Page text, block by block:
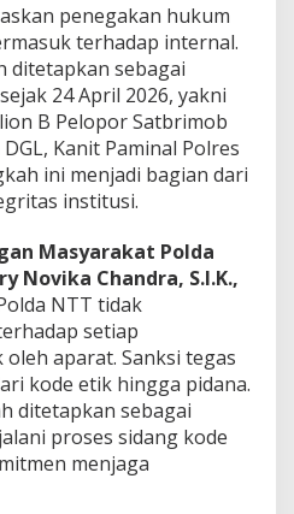
penegakan hukum
terhadap internal.
ditetapkan sebagai
24 April 2026, yakni
B Pelopor Satbrimob
Kanit Paminal Polres
ini menjadi bagian dari
institusi.
Masyarakat Polda
Novika Chandra, S.I.K.,
NTT tidak
setiap
aparat. Sanksi tegas
kode etik hingga pidana.
ditetapkan sebagai
proses sidang kode
menjaga